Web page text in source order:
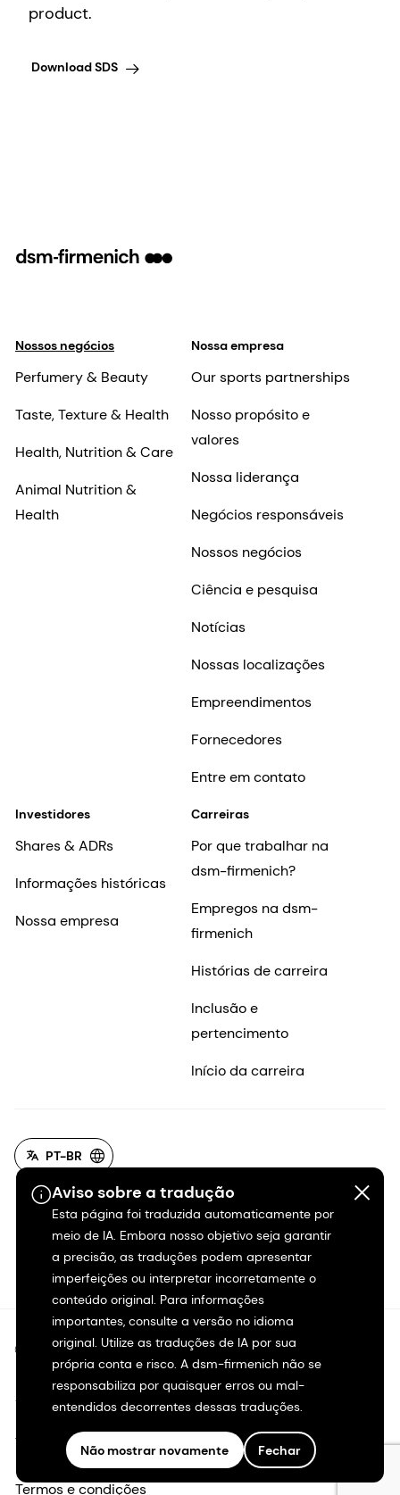
product.
Download SDS
Aviso sobre a tradução
Esta página foi traduzida automaticamente por
meio de IA. Embora nosso objetivo seja garantir
a precisão, as traduções podem apresentar
imperfeições ou interpretar incorretamente o
conteúdo original. Para informações
importantes, consulte a versão no idioma
original. Utilize as traduções de IA por sua
própria conta e risco. A dsm-firmenich não se
responsabiliza por quaisquer erros ou mal-
entendidos decorrentes dessas traduções.
Não mostrar novamente Fechar
Nossos negócios
Perfumery & Beauty
Taste, Texture & Health
Health, Nutrition & Care
Animal Nutrition &
Health
Nossa empresa
Our sports partnerships
Nosso propósito e
valores
Nossa liderança
Negócios responsáveis
Nossos negócios
Ciência e pesquisa
Notícias
Nossas localizações
Empreendimentos
Fornecedores
Entre em contato
Investidores
Shares & ADRs
Informações históricas
Nossa empresa
Carreiras
Por que trabalhar na
dsm-firmenich?
Empregos na dsm-
firmenich
Histórias de carreira
Inclusão e
pertencimento
Início da carreira
PT-BR
©2026 dsm-firmenich. Todos os direitos reservados.
Aviso de privacidade
Termos de uso
Termos e condições